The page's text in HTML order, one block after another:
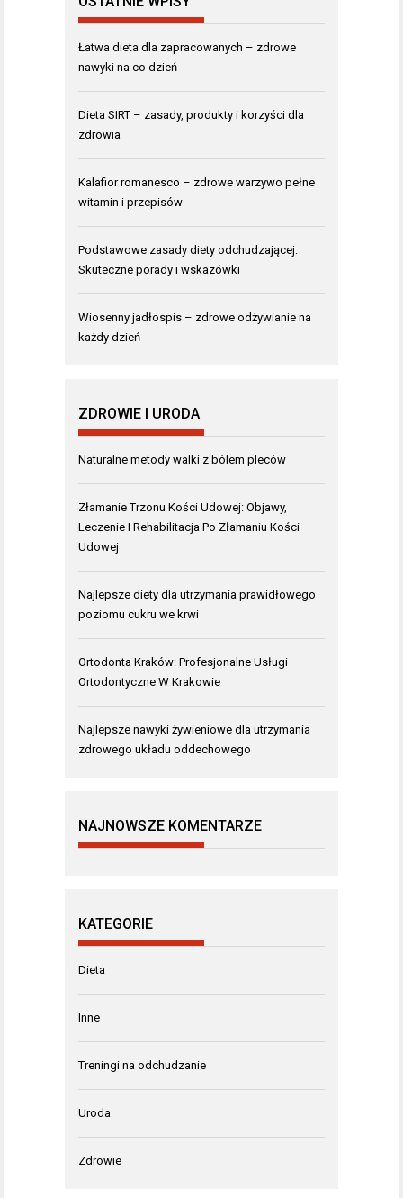
Łatwa dieta dla zapracowanych – zdrowe
nawyki na co dzień
Dieta SIRT – zasady, produkty i korzyści dla
zdrowia
Kalafior romanesco – zdrowe warzywo pełne
witamin i przepisów
Podstawowe zasady diety odchudzającej:
Skuteczne porady i wskazówki
Wiosenny jadłospis – zdrowe odżywianie na
każdy dzień
ZDROWIE I URODA
Naturalne metody walki z bólem pleców
Złamanie Trzonu Kości Udowej: Objawy,
Leczenie I Rehabilitacja Po Złamaniu Kości
Udowej
Najlepsze diety dla utrzymania prawidłowego
poziomu cukru we krwi
Ortodonta Kraków: Profesjonalne Usługi
Ortodontyczne W Krakowie
Najlepsze nawyki żywieniowe dla utrzymania
zdrowego układu oddechowego
NAJNOWSZE KOMENTARZE
KATEGORIE
Dieta
Inne
Treningi na odchudzanie
Uroda
Zdrowie